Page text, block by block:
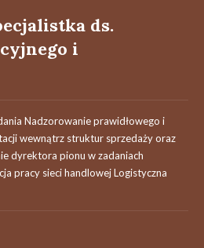
ds.
i
Nadzorowanie prawidłowego i
wewnątrz struktur sprzedaży oraz
dyrektora pionu w zadaniach
pracy sieci handlowej Logistyczna